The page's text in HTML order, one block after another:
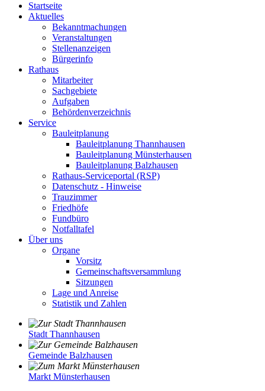
Startseite
Aktuelles
Bekanntmachungen
Veranstaltungen
Stellenanzeigen
Bürgerinfo
Rathaus
Mitarbeiter
Sachgebiete
Aufgaben
Behördenverzeichnis
Service
Bauleitplanung
Bauleitplanung Thannhausen
Bauleitplanung Münsterhausen
Bauleitplanung Balzhausen
Rathaus-Serviceportal (RSP)
Datenschutz - Hinweise
Trauzimmer
Friedhöfe
Fundbüro
Notfalltafel
Über uns
Organe
Vorsitz
Gemeinschaftsversammlung
Sitzungen
Lage und Anreise
Statistik und Zahlen
Stadt Thannhausen
Gemeinde Balzhausen
Markt Münsterhausen